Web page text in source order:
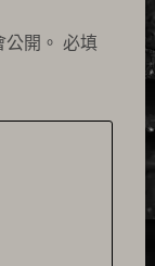
開。 必填